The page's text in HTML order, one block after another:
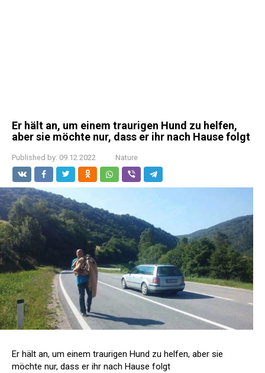
Er hält an, um einem traurigen Hund zu helfen,
aber sie möchte nur, dass er ihr nach Hause folgt
Published by: 09.12.2022 Nature
Er hält an, um einem traurigen Hund zu helfen, aber sie
möchte nur, dass er ihr nach Hause folgt